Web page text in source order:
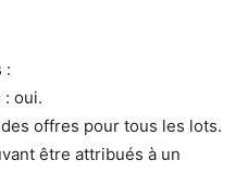
:
: oui.
offres pour tous les lots.
être attribués à un